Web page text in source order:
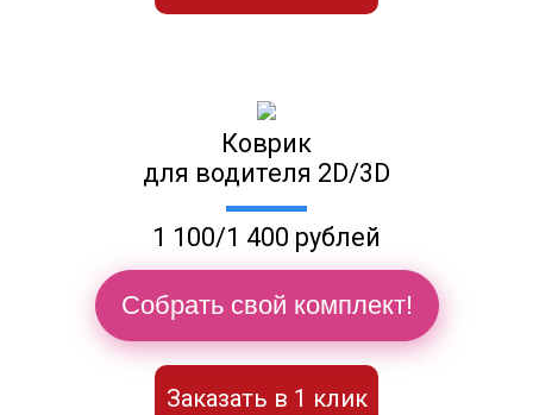
Коврик
для водителя 2D/3D
1 100/1 400 рублей
Собрать свой комплект!
Заказать в 1 клик